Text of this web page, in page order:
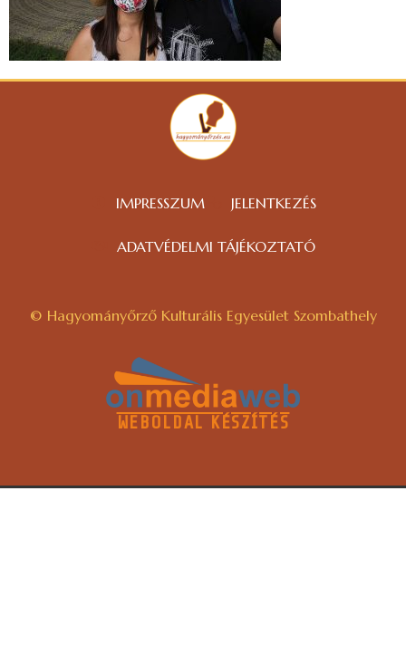
IMPRESSZUM JELENTKEZÉS
ADATVÉDELMI TÁJÉKOZTATÓ
© Hagyományőrző Kulturális Egyesület Szombathely
WEBOLDAL KÉSZÍTÉS